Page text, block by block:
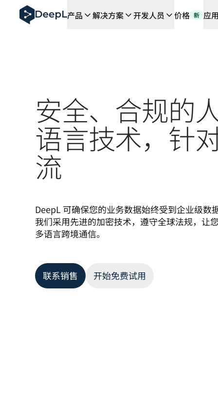
DeepL 人工智能智能体
DeepL Translation Flow：针对关键应用场景和集成的新
Building an instantly accessible voice demo with
产品 解决方案 开发人员 价格 新 应
安全、合规的
语言技术，针
流
DeepL 可确保您的业务数据始终受到企业级数
我们采用先进的加密技术，遵守全球法规，让
多语言跨境通信。
联系销售 开始免费试用